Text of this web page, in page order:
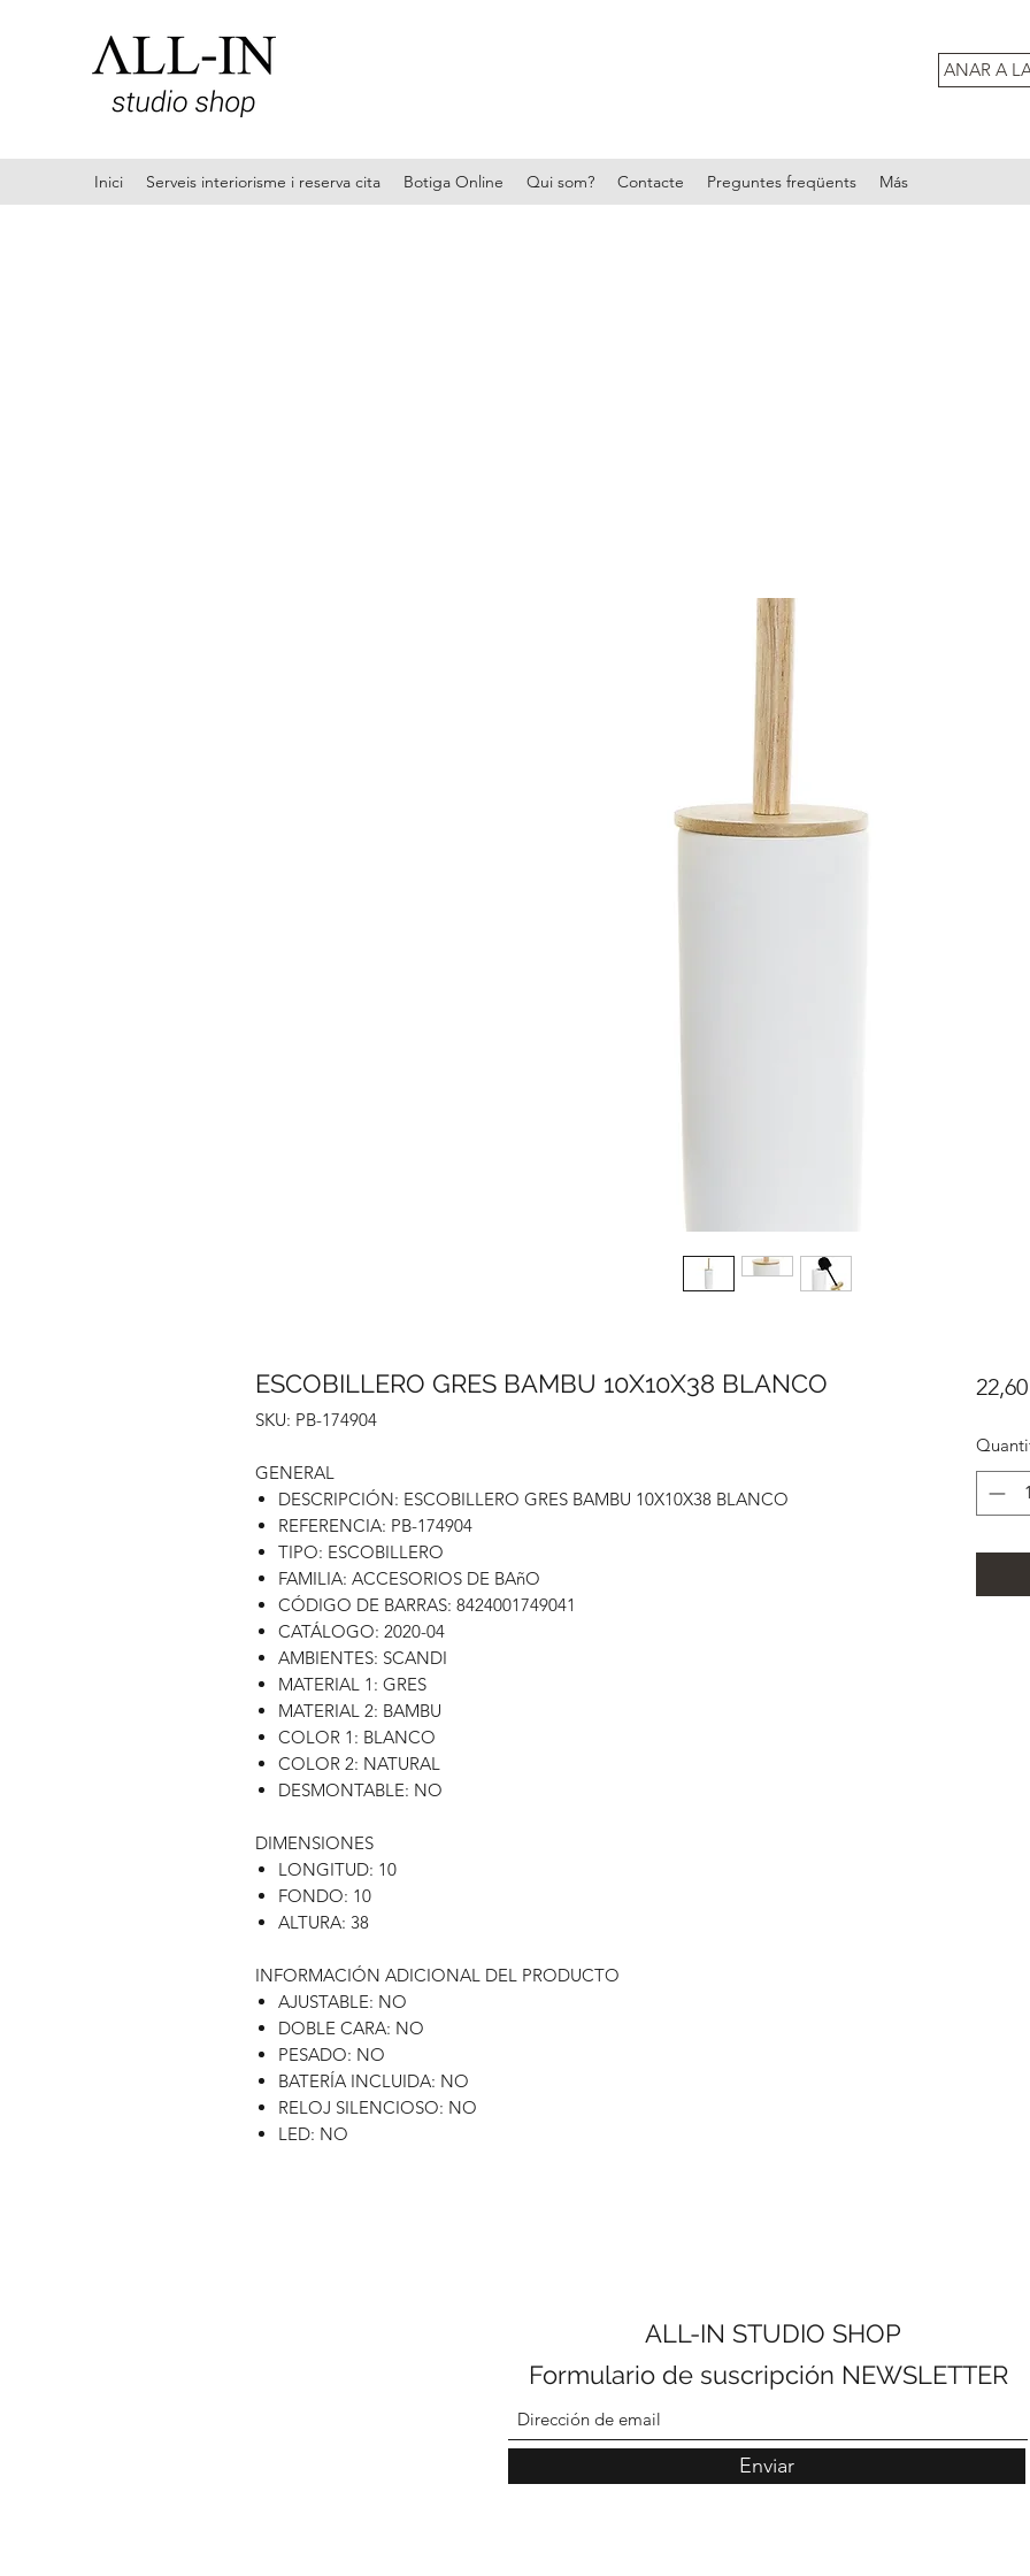
ANAR A
Inici Serveis interiorisme i reserva cita Botiga Online Qui som? Contacte Preguntes freqüents Más
ESCOBILLERO GRES BAMBU 10X10X38 BLANCO
SKU: PB-174904
GENERAL
DESCRIPCIÓN: ESCOBILLERO GRES BAMBU 10X10X38 BLANCO
REFERENCIA: PB-174904
TIPO: ESCOBILLERO
FAMILIA: ACCESORIOS DE BAñO
CÓDIGO DE BARRAS: 8424001749041
CATÁLOGO: 2020-04
AMBIENTES: SCANDI
MATERIAL 1: GRES
MATERIAL 2: BAMBU
COLOR 1: BLANCO
COLOR 2: NATURAL
DESMONTABLE: NO
DIMENSIONES
LONGITUD: 10
FONDO: 10
ALTURA: 38
INFORMACIÓN ADICIONAL DEL PRODUCTO
AJUSTABLE: NO
DOBLE CARA: NO
PESADO: NO
BATERÍA INCLUIDA: NO
RELOJ SILENCIOSO: NO
LED: NO
ALL-IN STUDIO SHOP
Formulario de suscripción NEWSLETTER
Enviar